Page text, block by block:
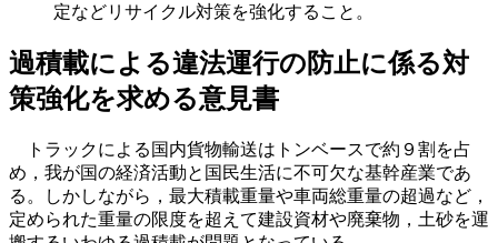
定などリサイクル対策を強化すること。
過積載による違法運行の防止に係る対
策強化を求める意見書
トラックによる国内貨物輸送はトンベースで約９割を占
め，我が国の経済活動と国民生活に不可欠な基幹産業であ
る。しかしながら，最大積載重量や車両総重量の超過など，
定められた重量の限度を超えて建設資材や廃棄物，土砂を運